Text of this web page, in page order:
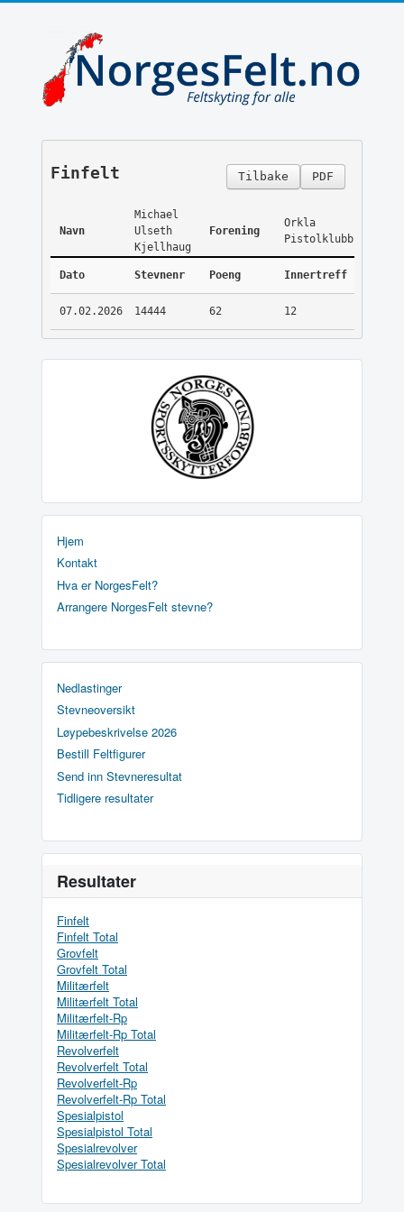
PDF
Tilbake
Finfelt
Navn
Michael
Ulseth
Kjellhaug
Forening
Orkla
Pistolklubb
Dato Stevnenr Poeng Innertreff
07.02.2026 14444 62 12
Hjem
Kontakt
Hva er NorgesFelt?
Arrangere NorgesFelt stevne?
Nedlastinger
Stevneoversikt
Løypebeskrivelse 2026
Bestill Feltfigurer
Send inn Stevneresultat
Tidligere resultater
Resultater
Finfelt
Finfelt Total
Grovfelt
Grovfelt Total
Militærfelt
Militærfelt Total
Militærfelt-Rp
Militærfelt-Rp Total
Revolverfelt
Revolverfelt Total
Revolverfelt-Rp
Revolverfelt-Rp Total
Spesialpistol
Spesialpistol Total
Spesialrevolver
Spesialrevolver Total